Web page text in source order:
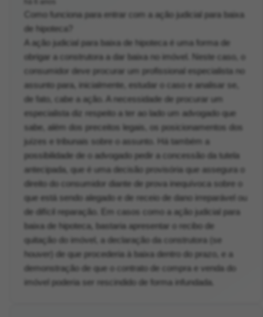
Como funciona para entrar com a ação judicial para baixa
de hipoteca?
A ação judicial para baixa de hipoteca é uma forma de
obrigar a construtora a dar baixa no imóvel. Neste caso, o
consumidor deve procurar um profissional especialista no
assunto para, inicialmente, estudar o caso e analisar se,
de fato, cabe a ação. A necessidade de procurar um
especialista diz respeito a ter ao lado um advogado que
sabe, além dos preceitos legais, os posicionamentos dos
juízes e tribunais sobre o assunto. Há também a
possibilidade de o advogado pedir a concessão da tutela
antecipada, que é uma decisão provisória que assegura o
direito do consumidor diante de prova inequívoca sobre o
que está sendo alegado e de receio de dano irreparável ou
de difícil reparação. Em casos como a ação judicial para
baixa de hipoteca, bastaria apresentar o recibo de
quitação do imóvel, a declaração da construtora (se
houver) de que procederia à baixa dentro do prazo, e a
demonstração de que o contrato de compra e venda do
imóvel poderia ser rescindido de forma infundada.